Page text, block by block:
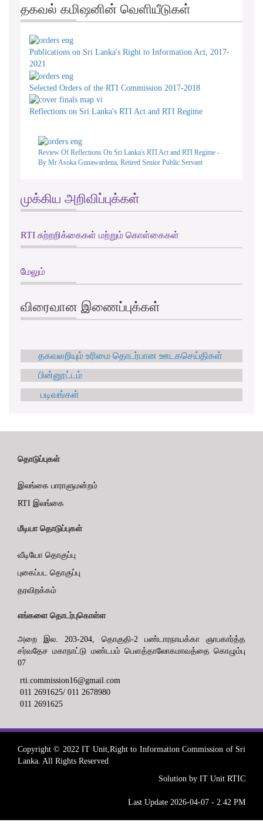
தகவல் கமிஷனின் வெளியீடுகள்
Publications on Sri Lanka's Right to Information Act, 2017-
2021
Selected Orders of the RTI Commission 2017-2018
Reflections on Sri Lanka's RTI Act and RTI Regime
Review Of Reflections On Sri Lanka's RTI Act and RTI Regime -
By Mr Asoka Gunawardena, Retired Senior Public Servant
முக்கிய அறிவிப்புக்கள்
RTI சுற்றறிக்கைகள் மற்றும் கொள்கைகள்
மேலும்
விரைவான இணைப்புக்கள்
தகவலறியும் உரிமை தொடர்பான ஊடகசெய்திகள்
பின்னூட்டம்
படிவங்கள்
தொடுப்புகள்
இலங்கை பாராளுமன்றம்
RTI இலங்கை
மீடியா தொடுப்புகள்
வீடியோ தொகுப்பு
புகைப்பட தொகுப்பு
தரவிறக்கம்
எங்களை தொடர்புகொள்ள
அறை இல. 203-204, தொகுதி-2 பண்டாரநாயக்கா ஞாபகார்த்த
சர்வதேச மகாநாட்டு மண்டபம் பௌத்தாலோகமாவத்தை கொழும்பு
07
rti.commission16@gmail.com
011 2691625/ 011 2678980
011 2691625
Copyright © 2022 IT Unit,Right to Information Commission of Sri
Lanka. All Rights Reserved
Solution by IT Unit RTIC
Last Update 2026-04-07 - 2.42 PM